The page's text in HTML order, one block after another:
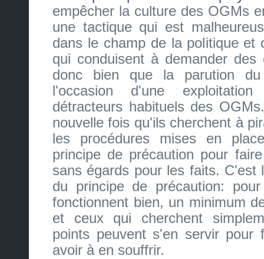
empêcher la culture des OGMs
une tactique qui est
dans le champ de la politique et
qui conduisent à demander des
donc bien que la parution
l'occasion d'une
détracteurs habituels des
nouvelle fois qu'ils cherchent à
les procédures mises en
principe de précaution pour
sans égards pour les faits. C'est
du principe de précaution:
fonctionnent bien, un minimum
et ceux qui cherchent
points peuvent s'en servir pour
avoir à en souffrir.